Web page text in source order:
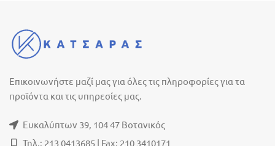
Επικοινωνήστε μαζί μας για όλες τις πληροφορίες για τα
προϊόντα και τις υπηρεσίες μας.
Ευκαλύπτων 39, 104 47 Βοτανικός
Τηλ.: 213 0413685 | Fax: 210 3410171